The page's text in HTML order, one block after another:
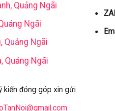
Quảng Ngãi
Ngãi
Quảng Ngãi
Quảng Ngãi
kiến đóng góp xin gửi